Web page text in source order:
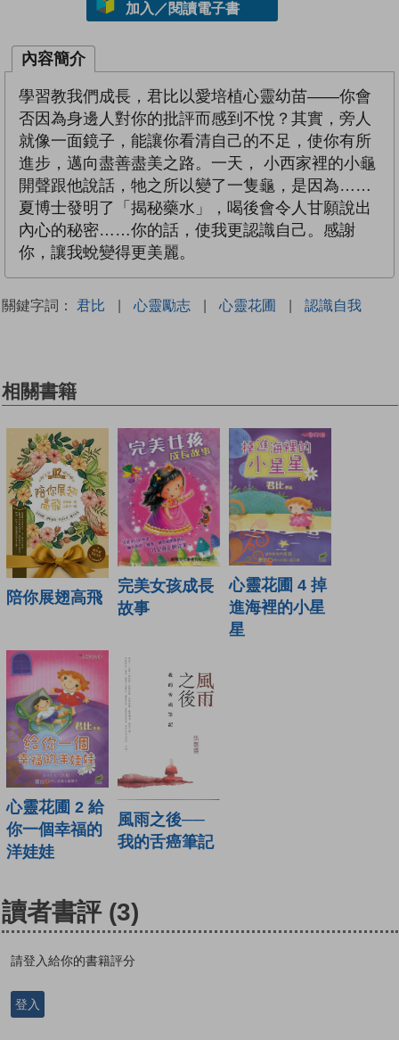
加入／閱讀電子書
內容簡介
學習教我們成長，君比以愛培植心靈幼苗——你會
否因為身邊人對你的批評而感到不悅？其實，旁人
就像一面鏡子，能讓你看清自己的不足，使你有所
進步，邁向盡善盡美之路。一天， 小西家裡的小龜
開聲跟他說話，牠之所以變了一隻龜，是因為……
夏博士發明了「揭秘藥水」，喝後會令人甘願說出
內心的秘密……你的話，使我更認識自己。感謝
你，讓我蛻變得更美麗。
關鍵字詞： 君比 | 心靈勵志 | 心靈花圃 | 認識自我
相關書籍
陪你展翅高飛
完美女孩成長
故事
心靈花圃 4 掉
進海裡的小星
星
心靈花圃 2 給
你一個幸福的
洋娃娃
風雨之後──
我的舌癌筆記
讀者書評 (3)
請登入給你的書籍評分
登入